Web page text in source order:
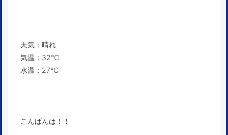
天気：晴れ
気温：32℃
水温：27℃
こんばんは！！